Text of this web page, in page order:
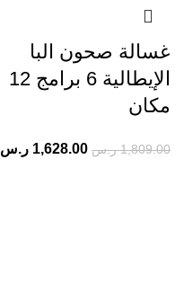
غسالة صحون البا
الإيطالية 6 برامج 12
مكان
1,809.00 ر.س 1,628.00 ر.س